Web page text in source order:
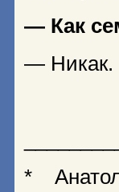
— Как
— Никак.
*